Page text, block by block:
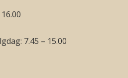
7.45 – 15.00